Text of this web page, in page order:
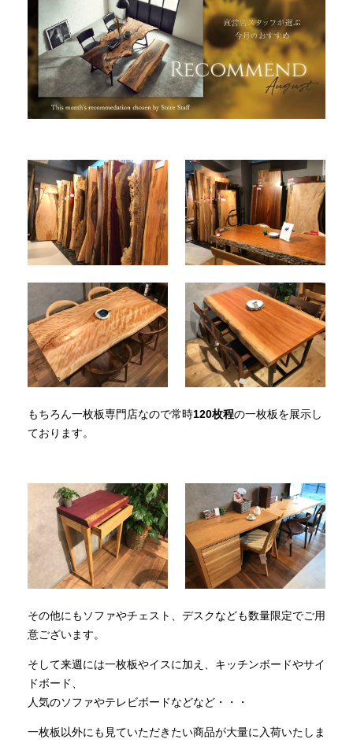
INFORMATION
MOKUBA CHANNEL
お問い合わせ
もちろん一枚板専門店なので常時120枚程の一枚板を展示し
ております。
その他にもソファやチェスト、デスクなども数量限定でご用
意ございます。
そして来週には一枚板やイスに加え、キッチンボードやサイ
ドボード、
人気のソファやテレビボードなどなど・・・
一枚板以外にも見ていただきたい商品が大量に入荷いたしま